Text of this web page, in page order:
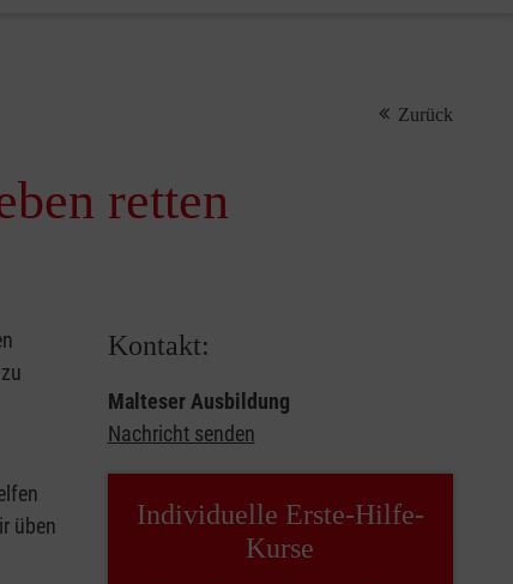
Zurück
retten
üben
Kontakt:
Malteser Ausbildung
Nachricht senden
Individuelle Erste-Hilfe-
Kurse